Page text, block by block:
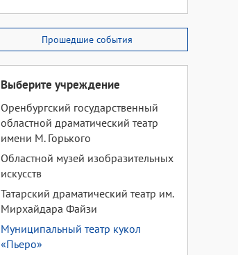
Прошедшие события
Выберите учреждение
Оренбургский государственный
областной драматический театр
имени М. Горького
Областной музей изобразительных
искусств
Татарский драматический театр им.
Мирхайдара Файзи
Муниципальный театр кукол
«Пьеро»